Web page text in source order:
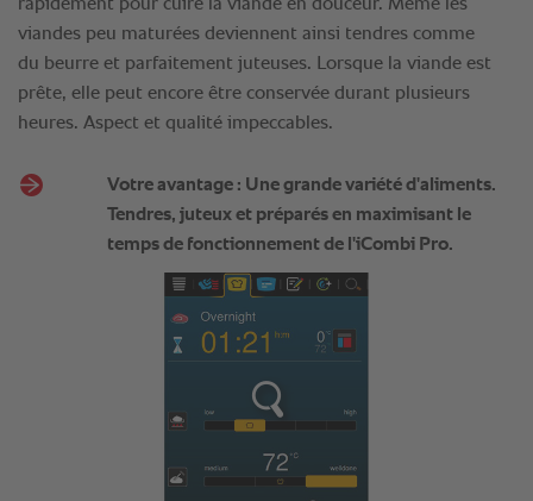
rapidement pour cuire la viande en douceur. Même les
viandes peu maturées deviennent ainsi tendres comme
du beurre et parfaitement juteuses. Lorsque la viande est
prête, elle peut encore être conservée durant plusieurs
heures. Aspect et qualité impeccables.
Votre avantage : Une grande variété d'aliments.
Tendres, juteux et préparés en maximisant le
temps de fonctionnement de l'iCombi Pro.